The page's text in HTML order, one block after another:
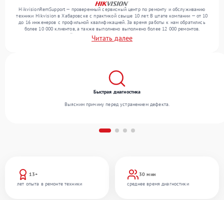
HikvisionRemSupport — проверенный сервисный центр по ремонту и обслуживанию
техники Hikvision в Хабаровске с практикой свыше 10 лет. В штате компании — от 10
до 16 инженеров с профильной квалификацией. За время работы к нам обратились
более 10 000 клиентов, а также выполнено выполнено более 12 000 ремонтов.
Ежемесячно в сервисный центр поступает свыше 300 единиц техники, включая , , . Мы
устраняем поломки любой сложности и поддерживаем высокий стандарт качества
Читать далее
13+
лет опыта в ремонте техники
30 мин
среднее время диагностики
Быстрая диагностика
Выясним причину перед устранением дефекта.